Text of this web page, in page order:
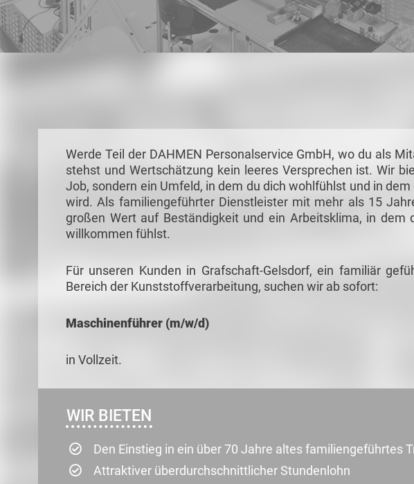
Werde Teil der DAHMEN Personalservice GmbH, wo du als
stehst und Wertschätzung kein leeres Versprechen ist. Wir
Job, sondern ein Umfeld, in dem du dich wohlfühlst und in
wird. Als familiengeführter Dienstleister mit mehr als 15
großen Wert auf Beständigkeit und ein Arbeitsklima, in dem
willkommen fühlst.
Für unseren Kunden in Grafschaft-Gelsdorf, ein familiär
Bereich der Kunststoffverarbeitung, suchen wir ab sofort:
Maschinenführer (m/w/d)
in Vollzeit.
WIR BIETEN
Den Einstieg in ein über 70 Jahre altes familiengeführtes
Attraktiver überdurchschnittlicher Stundenlohn